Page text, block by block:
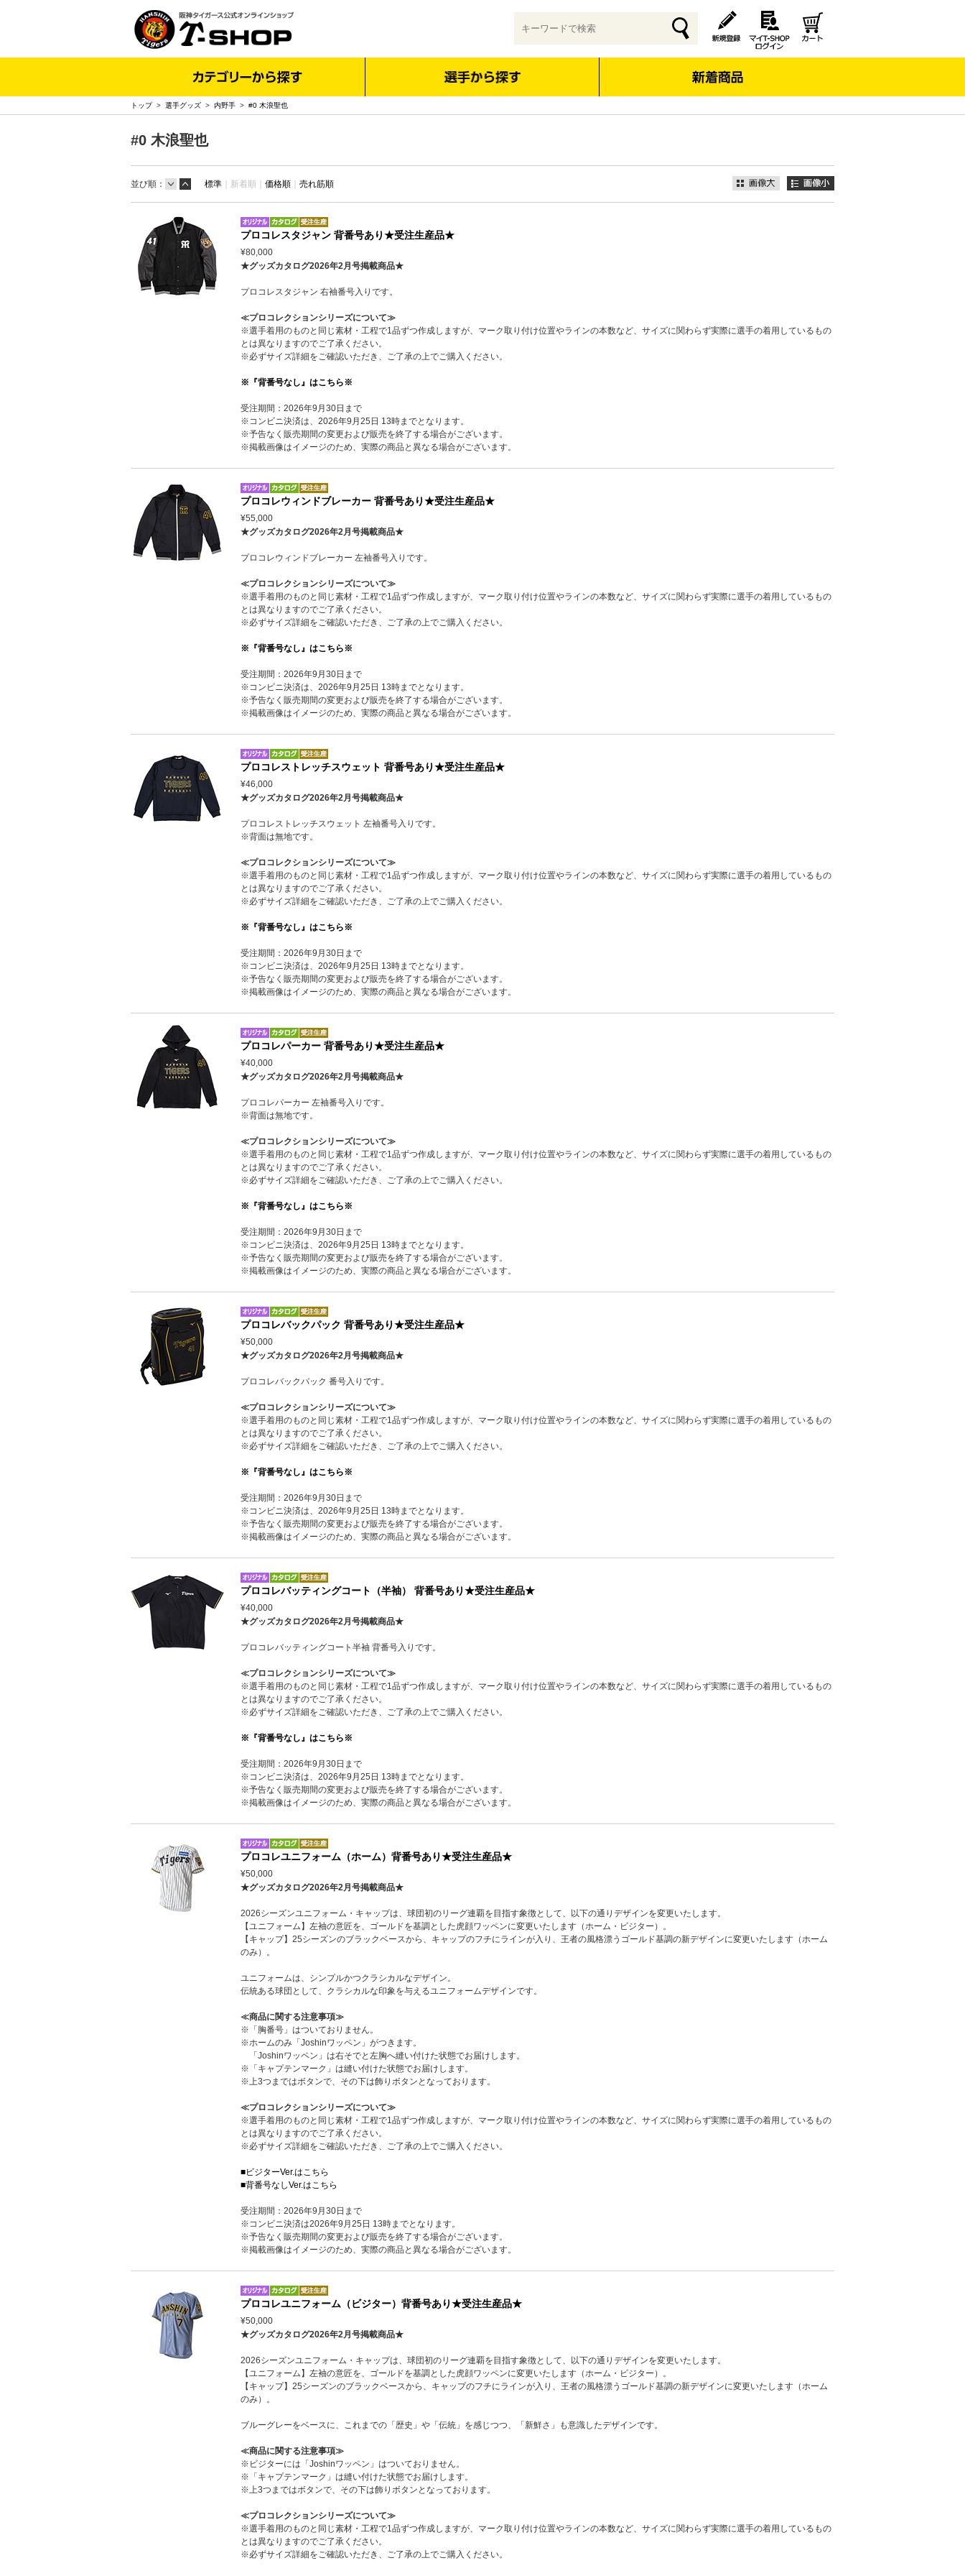
トップ> 選手グッズ > 内野手 > #0 木浪聖也
#0 木浪聖也
並び順： 標準 ｜ 新着順｜ 価格順 ｜ 売れ筋順
プロコレスタジャン 背番号あり★受注生産品★
¥80,000
★グッズカタログ2026年2月号掲載商品★
プロコレスタジャン 右袖番号入りです。
≪プロコレクションシリーズについて≫
※選手着用のものと同じ素材・工程で1品ずつ作成しますが、マーク取り付け位置やラインの本数など、サイズに関わらず実際に選手の着用しているもの
とは異なりますのでご了承ください。
※必ずサイズ詳細をご確認いただき、ご了承の上でご購入ください。
※『背番号なし』はこちら※
受注期間：2026年9月30日まで
※コンビニ決済は、2026年9月25日 13時までとなります。
※予告なく販売期間の変更および販売を終了する場合がございます。
※掲載画像はイメージのため、実際の商品と異なる場合がございます。
プロコレウィンドブレーカー 背番号あり★受注生産品★
¥55,000
★グッズカタログ2026年2月号掲載商品★
プロコレウィンドブレーカー 左袖番号入りです。
≪プロコレクションシリーズについて≫
※選手着用のものと同じ素材・工程で1品ずつ作成しますが、マーク取り付け位置やラインの本数など、サイズに関わらず実際に選手の着用しているもの
とは異なりますのでご了承ください。
※必ずサイズ詳細をご確認いただき、ご了承の上でご購入ください。
※『背番号なし』はこちら※
受注期間：2026年9月30日まで
※コンビニ決済は、2026年9月25日 13時までとなります。
※予告なく販売期間の変更および販売を終了する場合がございます。
※掲載画像はイメージのため、実際の商品と異なる場合がございます。
プロコレストレッチスウェット 背番号あり★受注生産品★
¥46,000
★グッズカタログ2026年2月号掲載商品★
プロコレストレッチスウェット 左袖番号入りです。
※背面は無地です。
≪プロコレクションシリーズについて≫
※選手着用のものと同じ素材・工程で1品ずつ作成しますが、マーク取り付け位置やラインの本数など、サイズに関わらず実際に選手の着用しているもの
とは異なりますのでご了承ください。
※必ずサイズ詳細をご確認いただき、ご了承の上でご購入ください。
※『背番号なし』はこちら※
受注期間：2026年9月30日まで
※コンビニ決済は、2026年9月25日 13時までとなります。
※予告なく販売期間の変更および販売を終了する場合がございます。
※掲載画像はイメージのため、実際の商品と異なる場合がございます。
プロコレパーカー 背番号あり★受注生産品★
¥40,000
★グッズカタログ2026年2月号掲載商品★
プロコレパーカー 左袖番号入りです。
※背面は無地です。
≪プロコレクションシリーズについて≫
※選手着用のものと同じ素材・工程で1品ずつ作成しますが、マーク取り付け位置やラインの本数など、サイズに関わらず実際に選手の着用しているもの
とは異なりますのでご了承ください。
※必ずサイズ詳細をご確認いただき、ご了承の上でご購入ください。
※『背番号なし』はこちら※
受注期間：2026年9月30日まで
※コンビニ決済は、2026年9月25日 13時までとなります。
※予告なく販売期間の変更および販売を終了する場合がございます。
※掲載画像はイメージのため、実際の商品と異なる場合がございます。
プロコレバックパック 背番号あり★受注生産品★
¥50,000
★グッズカタログ2026年2月号掲載商品★
プロコレバックパック 番号入りです。
≪プロコレクションシリーズについて≫
※選手着用のものと同じ素材・工程で1品ずつ作成しますが、マーク取り付け位置やラインの本数など、サイズに関わらず実際に選手の着用しているもの
とは異なりますのでご了承ください。
※必ずサイズ詳細をご確認いただき、ご了承の上でご購入ください。
※『背番号なし』はこちら※
受注期間：2026年9月30日まで
※コンビニ決済は、2026年9月25日 13時までとなります。
※予告なく販売期間の変更および販売を終了する場合がございます。
※掲載画像はイメージのため、実際の商品と異なる場合がございます。
プロコレバッティングコート（半袖） 背番号あり★受注生産品★
¥40,000
★グッズカタログ2026年2月号掲載商品★
プロコレバッティングコート半袖 背番号入りです。
≪プロコレクションシリーズについて≫
※選手着用のものと同じ素材・工程で1品ずつ作成しますが、マーク取り付け位置やラインの本数など、サイズに関わらず実際に選手の着用しているもの
とは異なりますのでご了承ください。
※必ずサイズ詳細をご確認いただき、ご了承の上でご購入ください。
※『背番号なし』はこちら※
受注期間：2026年9月30日まで
※コンビニ決済は、2026年9月25日 13時までとなります。
※予告なく販売期間の変更および販売を終了する場合がございます。
※掲載画像はイメージのため、実際の商品と異なる場合がございます。
プロコレユニフォーム（ホーム）背番号あり★受注生産品★
¥50,000
★グッズカタログ2026年2月号掲載商品★
2026シーズンユニフォーム・キャップは、球団初のリーグ連覇を目指す象徴として、以下の通りデザインを変更いたします。
【ユニフォーム】左袖の意匠を、ゴールドを基調とした虎顔ワッペンに変更いたします（ホーム・ビジター）。
【キャップ】25シーズンのブラックベースから、キャップのフチにラインが入り、王者の風格漂うゴールド基調の新デザインに変更いたします（ホーム
のみ）。
ユニフォームは、シンプルかつクラシカルなデザイン。
伝統ある球団として、クラシカルな印象を与えるユニフォームデザインです。
≪商品に関する注意事項≫
※「胸番号」はついておりません。
※ホームのみ「Joshinワッペン」がつきます。
「Joshinワッペン」は右そでと左胸へ縫い付けた状態でお届けします。
※「キャプテンマーク」は縫い付けた状態でお届けします。
※上3つまではボタンで、その下は飾りボタンとなっております。
≪プロコレクションシリーズについて≫
※選手着用のものと同じ素材・工程で1品ずつ作成しますが、マーク取り付け位置やラインの本数など、サイズに関わらず実際に選手の着用しているもの
とは異なりますのでご了承ください。
※必ずサイズ詳細をご確認いただき、ご了承の上でご購入ください。
■ビジターVer.はこちら
■背番号なしVer.はこちら
受注期間：2026年9月30日まで
※コンビニ決済は2026年9月25日 13時までとなります。
※予告なく販売期間の変更および販売を終了する場合がございます。
※掲載画像はイメージのため、実際の商品と異なる場合がございます。
プロコレユニフォーム（ビジター）背番号あり★受注生産品★
¥50,000
★グッズカタログ2026年2月号掲載商品★
2026シーズンユニフォーム・キャップは、球団初のリーグ連覇を目指す象徴として、以下の通りデザインを変更いたします。
【ユニフォーム】左袖の意匠を、ゴールドを基調とした虎顔ワッペンに変更いたします（ホーム・ビジター）。
【キャップ】25シーズンのブラックベースから、キャップのフチにラインが入り、王者の風格漂うゴールド基調の新デザインに変更いたします（ホーム
のみ）。
ブルーグレーをベースに、これまでの「歴史」や「伝統」を感じつつ、「新鮮さ」も意識したデザインです。
≪商品に関する注意事項≫
※ビジターには「Joshinワッペン」はついておりません。
※「キャプテンマーク」は縫い付けた状態でお届けします。
※上3つまではボタンで、その下は飾りボタンとなっております。
≪プロコレクションシリーズについて≫
※選手着用のものと同じ素材・工程で1品ずつ作成しますが、マーク取り付け位置やラインの本数など、サイズに関わらず実際に選手の着用しているもの
とは異なりますのでご了承ください。
※必ずサイズ詳細をご確認いただき、ご了承の上でご購入ください。